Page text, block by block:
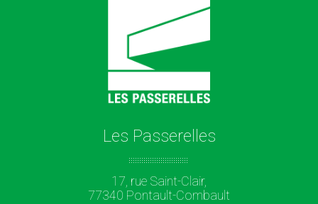
Les Passerelles
17, rue Saint-Clair,
77340 Pontault-Combault